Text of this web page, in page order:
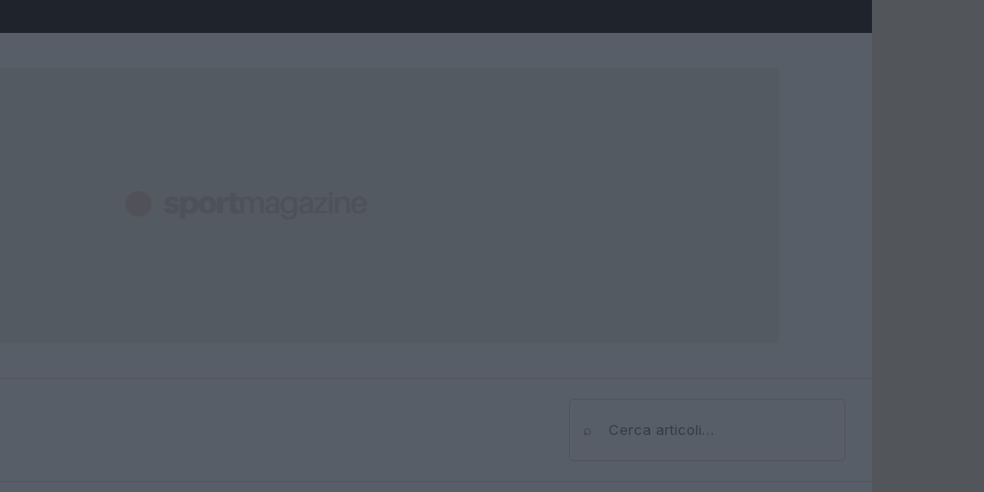
⌕Cerca